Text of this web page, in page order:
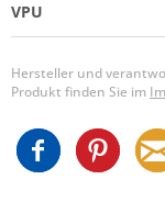
VPU
Hersteller und
Produkt finden Sie im